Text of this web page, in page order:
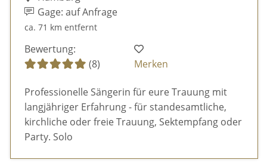
Gage: auf Anfrage
ca. 71 km entfernt
Bewertung:
(8)
Merken
Professionelle Sängerin für eure Trauung mit
langjähriger Erfahrung - für standesamtliche,
kirchliche oder freie Trauung, Sektempfang oder
Party. Solo